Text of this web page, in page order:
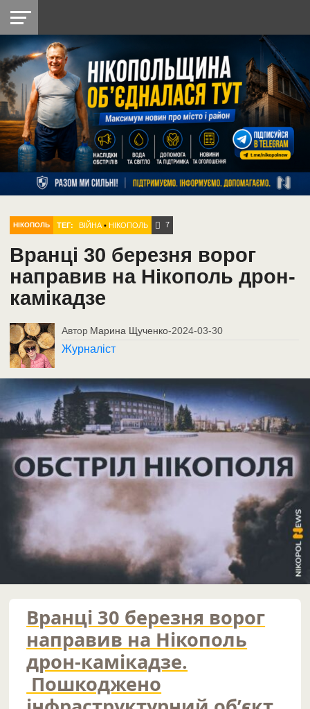
НІКОПОЛЬ
РАЙОН
СІЧЕСЛАВСЬКА
УКРАЇНА
РЕТРО
НІКОПОЛЬ
ЛАЙТ
УКРАЇНА
ДОПОМОГА
РАДІО
НІКОПОЛЬ ТЕГ: ВІЙНА •НІКОПОЛЬ 7
Вранці 30 березня ворог
направив на Нікополь дрон-
камікадзе
Автор Марина Щученко-2024-03-30
Журналіст
Вранці 30 березня ворог
направив на Нікополь
дрон-камікадзе.
Пошкоджено